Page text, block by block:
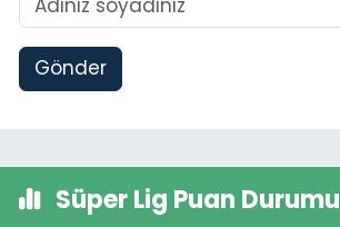
Gönder
Süper Lig Puan Durumu